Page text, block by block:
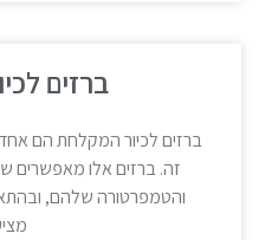
ברזים
ברזים לכיור המקלחת הם
זה. ברזים אלו מאפשרים
והטמפרטורה שלהם,